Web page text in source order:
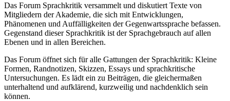
Das Forum Sprachkritik versammelt und diskutiert Texte von
Mitgliedern der Akademie, die sich mit Entwicklungen,
Phänomenen und Auffälligkeiten der Gegenwartssprache befassen.
Gegenstand dieser Sprachkritik ist der Sprachgebrauch auf allen
Ebenen und in allen Bereichen.
Das Forum öffnet sich für alle Gattungen der Sprachkritik: Kleine
Formen, Randnotizen, Skizzen, Essays und sprachkritische
Untersuchungen. Es lädt ein zu Beiträgen, die gleichermaßen
unterhaltend und aufklärend, kurzweilig und nachdenklich sein
können.